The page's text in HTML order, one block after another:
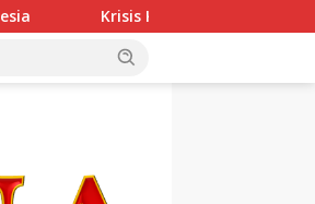
Krisis Komunikasi Pemerintah Kian